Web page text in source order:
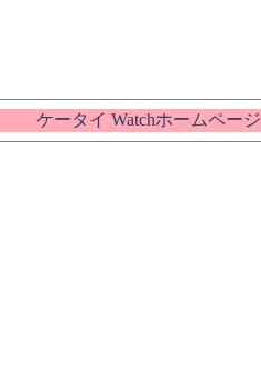
ケータイ Watchホームページ